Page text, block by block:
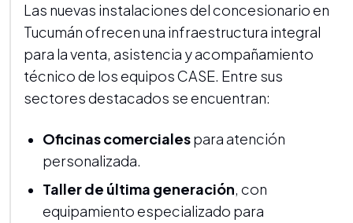
Las nuevas instalaciones del concesionario en
Tucumán ofrecen una infraestructura integral
para la venta, asistencia y acompañamiento
técnico de los equipos CASE. Entre sus
sectores destacados se encuentran:
Oficinas comercialespara atención
personalizada.
Taller de última generación, con
equipamiento especializado para